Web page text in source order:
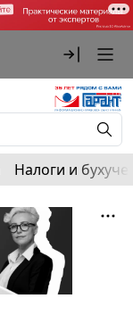
Налоги и